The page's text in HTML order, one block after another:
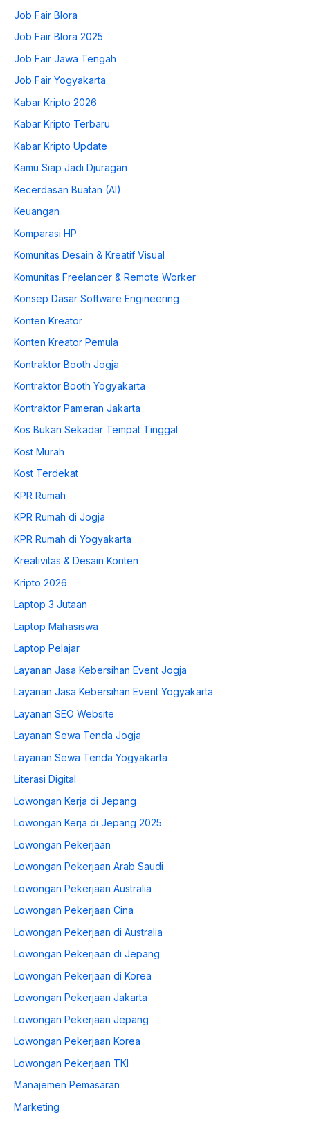
Job Fair Blora
Job Fair Blora 2025
Job Fair Jawa Tengah
Job Fair Yogyakarta
Kabar Kripto 2026
Kabar Kripto Terbaru
Kabar Kripto Update
Kamu Siap Jadi Djuragan
Kecerdasan Buatan (AI)
Keuangan
Komparasi HP
Komunitas Desain & Kreatif Visual
Komunitas Freelancer & Remote Worker
Konsep Dasar Software Engineering
Konten Kreator
Konten Kreator Pemula
Kontraktor Booth Jogja
Kontraktor Booth Yogyakarta
Kontraktor Pameran Jakarta
Kos Bukan Sekadar Tempat Tinggal
Kost Murah
Kost Terdekat
KPR Rumah
KPR Rumah di Jogja
KPR Rumah di Yogyakarta
Kreativitas & Desain Konten
Kripto 2026
Laptop 3 Jutaan
Laptop Mahasiswa
Laptop Pelajar
Layanan Jasa Kebersihan Event Jogja
Layanan Jasa Kebersihan Event Yogyakarta
Layanan SEO Website
Layanan Sewa Tenda Jogja
Layanan Sewa Tenda Yogyakarta
Literasi Digital
Lowongan Kerja di Jepang
Lowongan Kerja di Jepang 2025
Lowongan Pekerjaan
Lowongan Pekerjaan Arab Saudi
Lowongan Pekerjaan Australia
Lowongan Pekerjaan Cina
Lowongan Pekerjaan di Australia
Lowongan Pekerjaan di Jepang
Lowongan Pekerjaan di Korea
Lowongan Pekerjaan Jakarta
Lowongan Pekerjaan Jepang
Lowongan Pekerjaan Korea
Lowongan Pekerjaan TKI
Manajemen Pemasaran
Marketing